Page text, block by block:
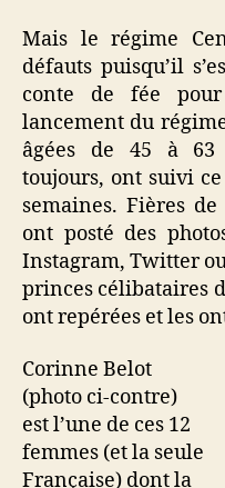
Mais le régime
défauts puisqu’il
conte de fée
lancement du
âgées de 45 à 63
toujours, ont suivi
semaines. Fières
ont posté des
Instagram, Twitter ou
princes célibataires
ont repérées et les
Corinne Belot
(photo ci-contre)
est l’une de ces 12
femmes (et la seule
Française) dont la